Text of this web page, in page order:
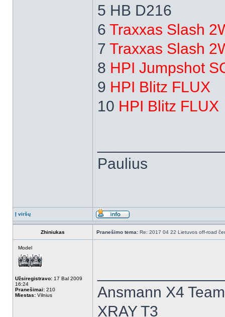
5 HB D216
6 Traxxas Slash
7 Traxxas Slash
8 HPI Jumpshot
9 HPI Blitz FLUX
10 HPI Blitz FLUX
Paulius
Į viršų
Zhiniukas Pranešimo tema: Re: 2017 04 22 Lietuvos off-road
Model
Užsiregistravo: 17 Bal 2009
16:24
Pranešimai: 210
Miestas: Vilnius
Ansmann X4
XRAY T3